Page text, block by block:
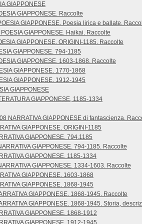
GIAPPONESE
GIAPPONESE. Raccolte
GIAPPONESE. Poesia lirica e ballate.
GIAPPONESE. Haikai. Raccolte
GIAPPONESE. ORIGINI-1185. Raccolte
GIAPPONESE. 794-1185
GIAPPONESE. 1603-1868. Raccolte
GIAPPONESE. 1770-1868
GIAPPONESE. 1912-1945
GIAPPONESE
GIAPPONESE, 1185-1334
NARRATIVA GIAPPONESE di fantascienza.
GIAPPONESE. ORIGINI-1185
GIAPPONESE. 794.1185
GIAPPONESE. 794-1185. Raccolte
GIAPPONESE. 1185-1334
GIAPPONESE. 1334-1603. Raccolte
GIAPPONESE. 1603-1868
GIAPPONESE. 1868-1945
GIAPPONESE. 1868-1945. Raccolte
GIAPPONESE. 1868-1945. Storia,
GIAPPONESE. 1868-1912
GIAPPONESE. 1912-1945